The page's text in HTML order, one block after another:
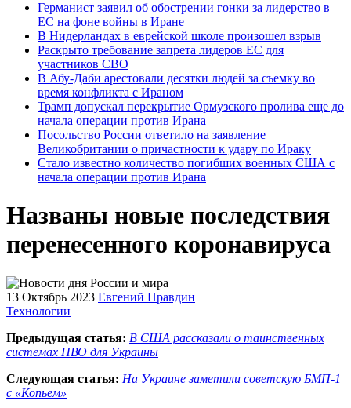
Германист заявил об обострении гонки за лидерство в
ЕС на фоне войны в Иране
В Нидерландах в еврейской школе произошел взрыв
Раскрыто требование запрета лидеров ЕС для
участников СВО
В Абу-Даби арестовали десятки людей за съемку во
время конфликта с Ираном
Трамп допускал перекрытие Ормузского пролива еще до
начала операции против Ирана
Посольство России ответило на заявление
Великобритании о причастности к удару по Ираку
Стало известно количество погибших военных США с
начала операции против Ирана
Названы новые последствия
перенесенного коронавируса
13 Октябрь 2023 Евгений Правдин
Технологии
Предыдущая статья: В США рассказали о таинственных
системах ПВО для Украины
Следующая статья: На Украине заметили советскую БМП-1
с «Копьем»